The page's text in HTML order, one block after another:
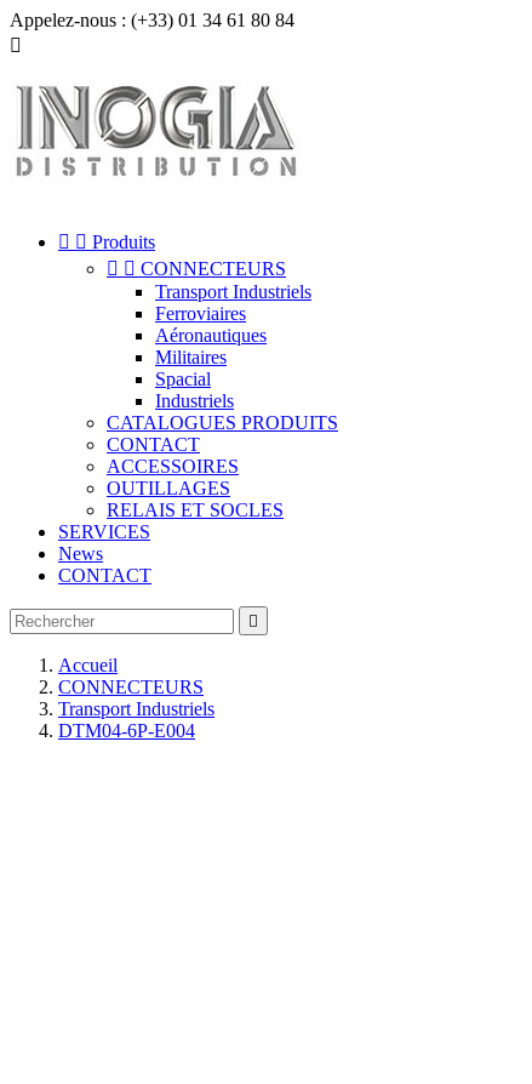
Appelez-nous : (+33) 01 34 61 80 84

  Produits
  CONNECTEURS
Transport Industriels
Ferroviaires
Aéronautiques
Militaires
Spacial
Industriels
CATALOGUES PRODUITS
CONTACT
ACCESSOIRES
OUTILLAGES
RELAIS ET SOCLES
SERVICES
News
CONTACT

Accueil
CONNECTEURS
Transport Industriels
DTM04-6P-E004